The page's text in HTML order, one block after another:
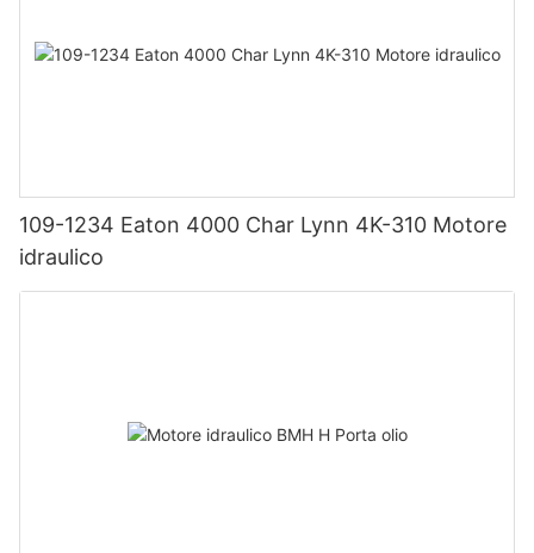
109-1234 Eaton 4000 Char Lynn 4K-310 Motore
idraulico